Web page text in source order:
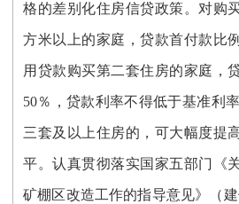
格的差别化住房信贷政策。对购
方米以上的家庭，贷款首付款比
用贷款购买第二套住房的家庭，
50％，贷款利率不得低于基准利
三套及以上住房的，可大幅度提
平。认真贯彻落实国家五部门《
矿棚区改造工作的指导意见》（建